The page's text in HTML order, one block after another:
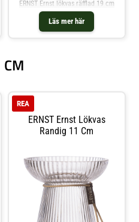
Läs mer här
ERNST Ernst lökvas räfflad 19 cm
ERNST Ernst Lökvas
Randig 11 Cm
REA